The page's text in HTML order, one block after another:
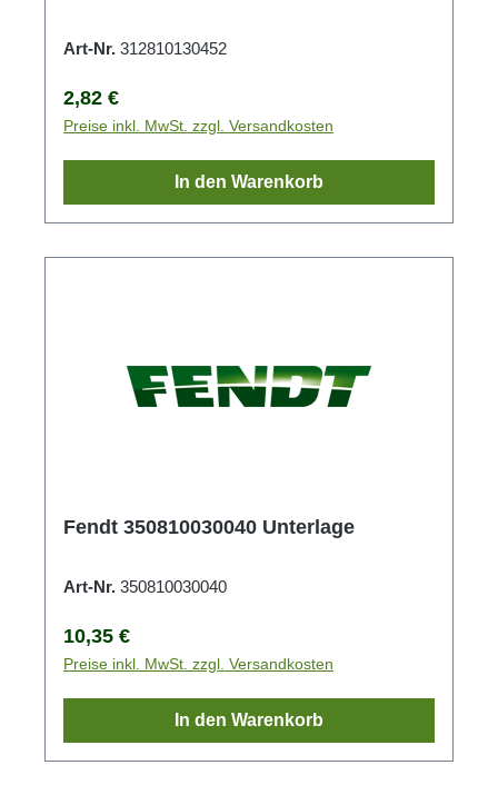
Art-Nr. 312810130452
Regulärer Preis:
2,82 €
Preise inkl. MwSt. zzgl. Versandkosten
In den Warenkorb
Fendt 350810030040 Unterlage
Art-Nr. 350810030040
Regulärer Preis:
10,35 €
Preise inkl. MwSt. zzgl. Versandkosten
In den Warenkorb